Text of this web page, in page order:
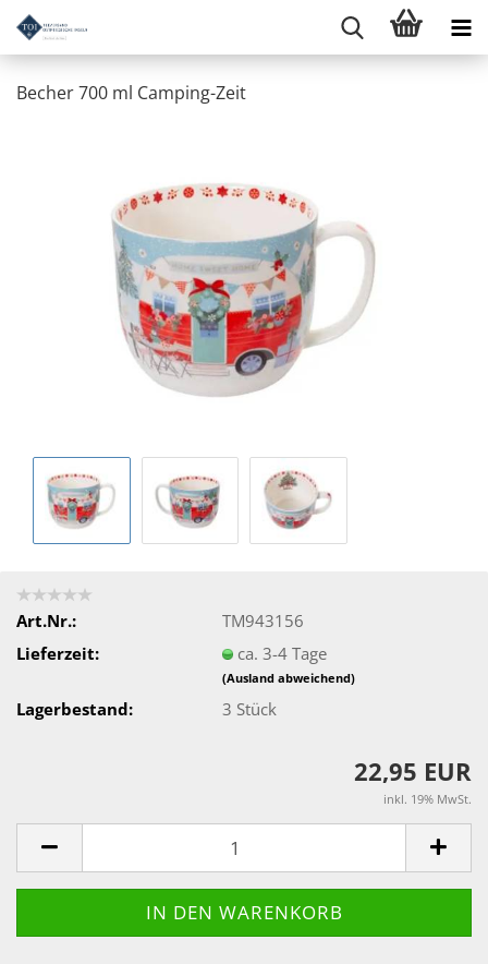
Becher 700 ml Camping-Zeit
Art.Nr.:
TM943156
Lieferzeit:
ca. 3-4 Tage
(Ausland abweichend)
Lagerbestand: 3 Stück
22,95 EUR
inkl. 19% MwSt.